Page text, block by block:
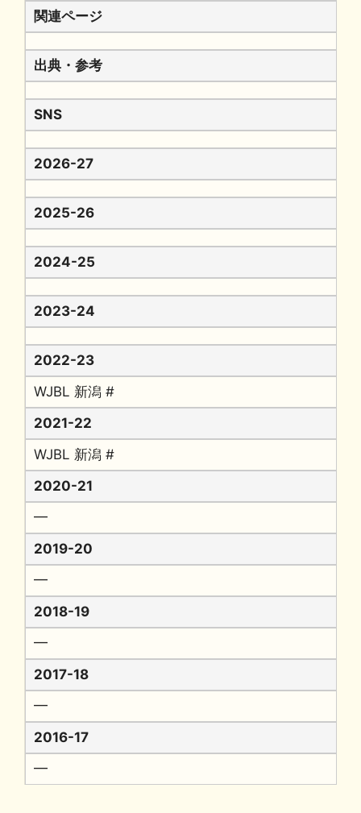
関連ページ
出典・参考
SNS
2026-27
2025-26
2024-25
2023-24
2022-23
WJBL 新潟 #
2021-22
WJBL 新潟 #
2020-21
━
2019-20
━
2018-19
━
2017-18
━
2016-17
━